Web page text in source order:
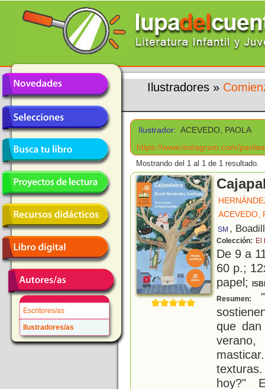
Escritores/as
Ilustradores/as
Ilustradores »
Ilustrador: ACEVEDO, PAOLA
https://www.instagram.com/
Mostrando del 1 al 1 de 1 resultado.
ACEVEDO,
SM ,
Colección: El
De 9 a
60 p.;
papel;
Resumen:
que
hoy?"